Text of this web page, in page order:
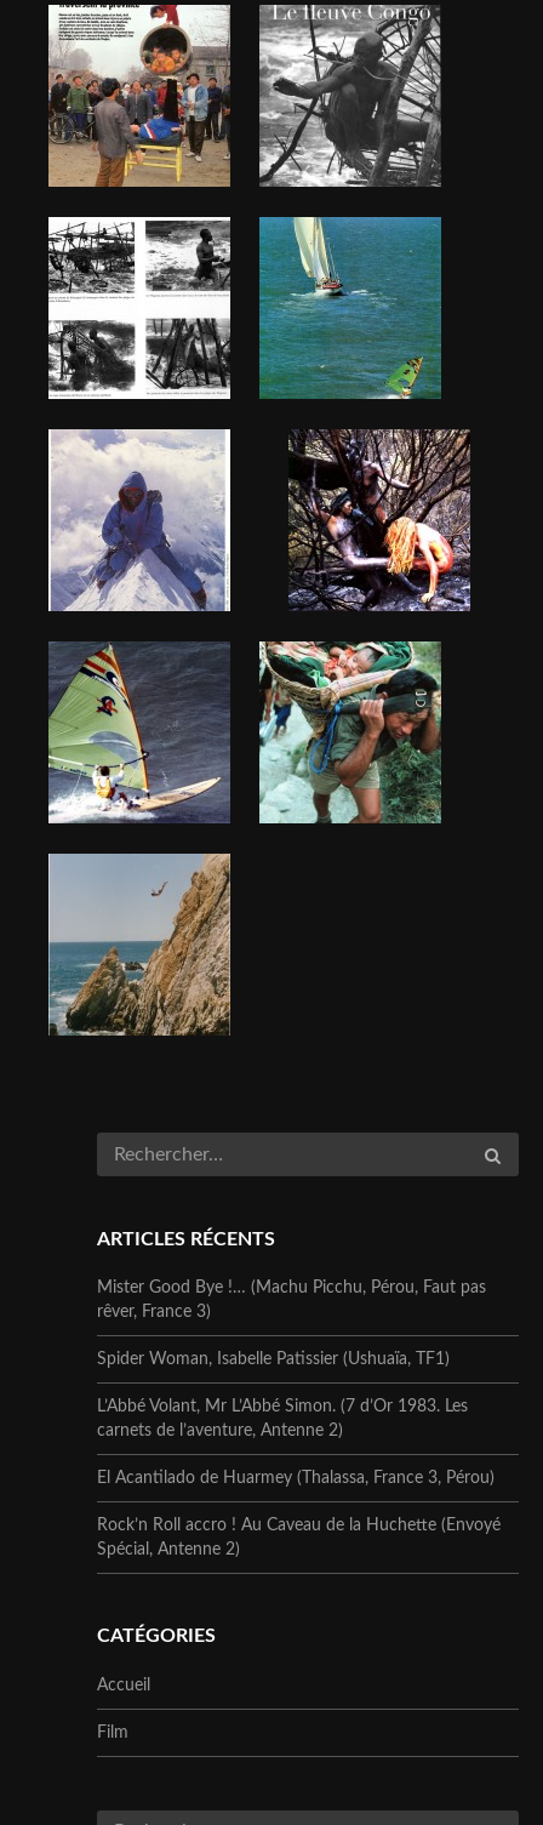
ARTICLES RÉCENTS
Mister Good Bye !… (Machu Picchu, Pérou, Faut pas
rêver, France 3)
Spider Woman, Isabelle Patissier (Ushuaïa, TF1)
L’Abbé Volant, Mr L’Abbé Simon. (7 d’Or 1983. Les
carnets de l’aventure, Antenne 2)
El Acantilado de Huarmey (Thalassa, France 3, Pérou)
Rock’n Roll accro ! Au Caveau de la Huchette (Envoyé
Spécial, Antenne 2)
CATÉGORIES
Accueil
Film